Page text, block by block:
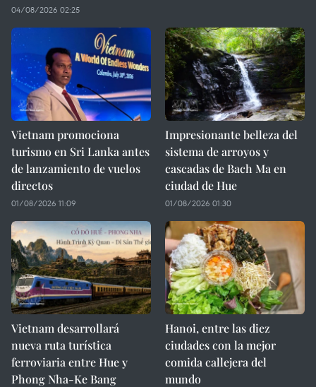
04/08/2026 02:25
Vietnam promociona
turismo en Sri Lanka antes
de lanzamiento de vuelos
directos
01/08/2026 11:09
Impresionante belleza del
sistema de arroyos y
cascadas de Bach Ma en
ciudad de Hue
01/08/2026 01:30
Vietnam desarrollará
nueva ruta turística
ferroviaria entre Hue y
Phong Nha-Ke Bang
Hanoi, entre las diez
ciudades con la mejor
comida callejera del
mundo